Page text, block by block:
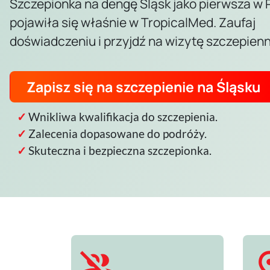
pojawiła się właśnie w TropicalMed. Zaufaj
doświadczeniu i przyjdź na wizytę
Zapisz się na szczepienie na Śląsku
Wnikliwa kwalifikacja do szczepienia.
Zalecenia dopasowane do podróży.
Skuteczna i bezpieczna szczepionka.